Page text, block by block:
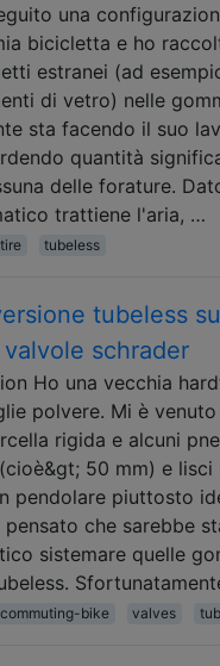
una
bicicletta e ho
estranei (ad
di vetro) nelle
sta facendo il suo
quantità
delle forature.
trattiene l'aria, …
tire tubeless
tubeless
schrader
Ho una vecchia
polvere. Mi è
rigida e alcuni
50 mm) e lisci
pendolare piuttosto
pensato che sarebbe
sistemare quelle
commuting-bike valves